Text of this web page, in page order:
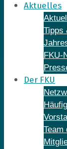
Aktuelles
Tipps
FKU-
Der FKU
Team